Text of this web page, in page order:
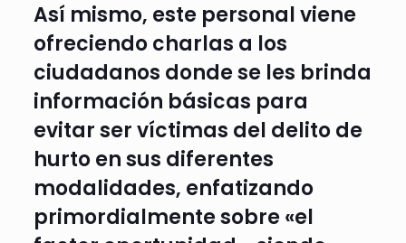
Así mismo, este personal viene
ofreciendo charlas a los
ciudadanos donde se les brinda
información básicas para
evitar ser víctimas del delito de
hurto en sus diferentes
modalidades, enfatizando
primordialmente sobre «el